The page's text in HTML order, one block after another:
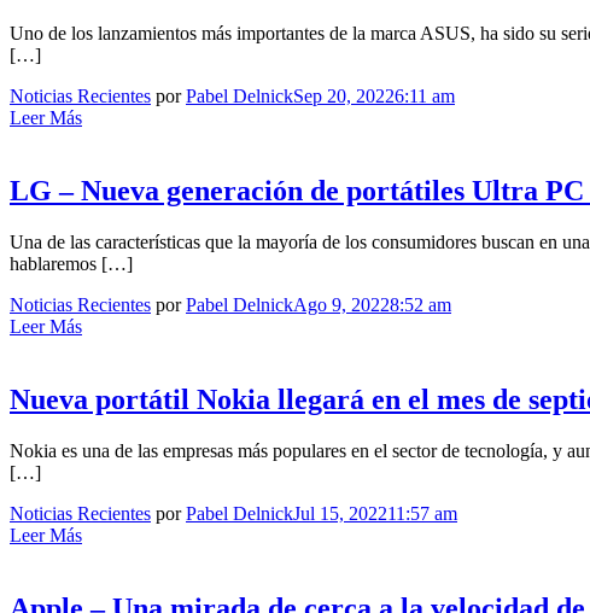
Uno de los lanzamientos más importantes de la marca ASUS, ha sido su
[…]
Noticias Recientes porPabel DelnickSep 20, 20226:11 am
Leer Más
LG – Nueva generación de portátiles Ultra PC
Una de las características que la mayoría de los consumidores buscan en
hablaremos […]
Noticias Recientes porPabel DelnickAgo 9, 20228:52 am
Leer Más
Nueva portátil Nokia llegará en el mes de
Nokia es una de las empresas más populares en el sector de tecnología, y
[…]
Noticias Recientes porPabel DelnickJul 15, 202211:57 am
Leer Más